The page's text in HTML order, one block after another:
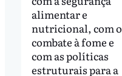
alimentar e
nutricional, com o
combate à fome e
com as políticas
estruturais para a